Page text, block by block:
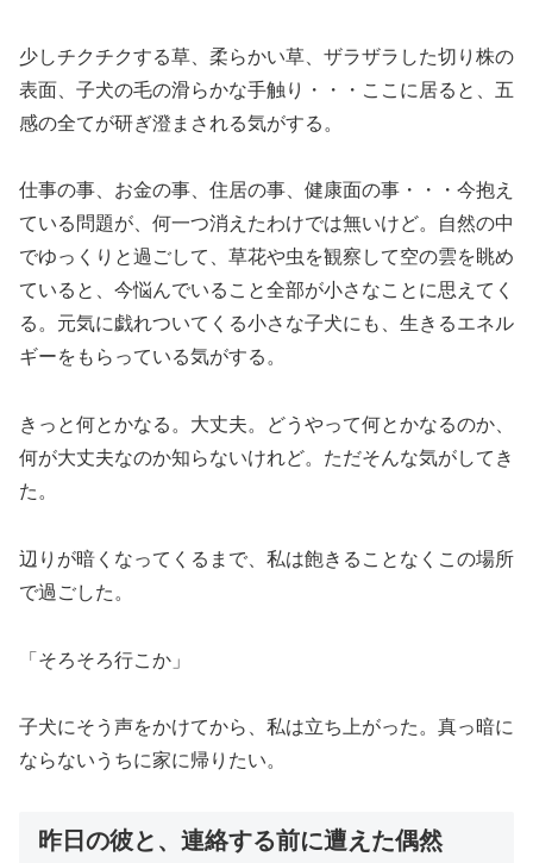
少しチクチクする草、柔らかい草、ザラザラした切り株の
表面、子犬の毛の滑らかな手触り・・・ここに居ると、五
感の全てが研ぎ澄まされる気がする。
仕事の事、お金の事、住居の事、健康面の事・・・今抱え
ている問題が、何一つ消えたわけでは無いけど。自然の中
でゆっくりと過ごして、草花や虫を観察して空の雲を眺め
ていると、今悩んでいること全部が小さなことに思えてく
る。元気に戯れついてくる小さな子犬にも、生きるエネル
ギーをもらっている気がする。
きっと何とかなる。大丈夫。どうやって何とかなるのか、
何が大丈夫なのか知らないけれど。ただそんな気がしてき
た。
辺りが暗くなってくるまで、私は飽きることなくこの場所
で過ごした。
「そろそろ行こか」
子犬にそう声をかけてから、私は立ち上がった。真っ暗に
ならないうちに家に帰りたい。
昨日の彼と、連絡する前に遭えた偶然